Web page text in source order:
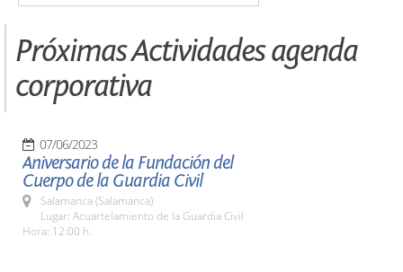
Próximas Actividades agenda
corporativa
07/06/2023
Aniversario de la Fundación del
Cuerpo de la Guardia Civil
Salamanca (Salamanca)
Lugar: Acuartelamiento de la Guardia Civil
Hora: 12:00 h.